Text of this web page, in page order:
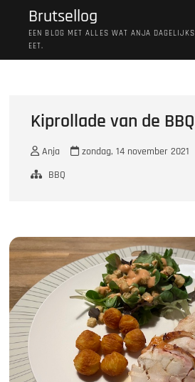
Brutsellog
EEN BLOG MET ALLES WAT ANJA DAGELIJKS
EET.
Kiprollade van de BBQ
Anja zondag, 14 november 2021
BBQ